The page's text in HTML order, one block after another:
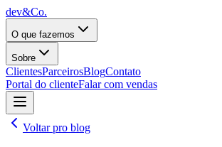
dev&Co.
O que fazemos
Sobre
ClientesParceirosBlogContato
Portal do clienteFalar com vendas
Voltar pro blog